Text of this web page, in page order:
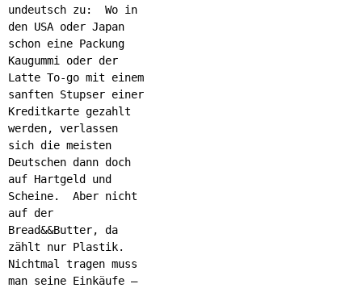
undeutsch zu: Wo in
den USA oder Japan
schon eine Packung
Kaugummi oder der
Latte To-go mit einem
sanften Stupser einer
Kreditkarte gezahlt
werden, verlassen
sich die meisten
Deutschen dann doch
auf Hartgeld und
Scheine. Aber nicht
auf der
Bread&&Butter, da
zählt nur Plastik.
Nichtmal tragen muss
man seine Einkäufe –